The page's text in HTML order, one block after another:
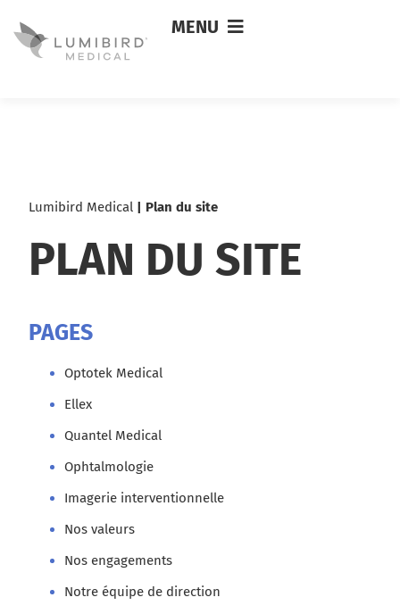
MENU
Lumibird Medical | Plan du site
PLAN DU SITE
PAGES
Optotek Medical
Ellex
Quantel Medical
Ophtalmologie
Imagerie interventionnelle
Nos valeurs
Nos engagements
Notre équipe de direction